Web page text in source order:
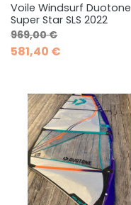
Voile Windsurf Duotone
Super Star SLS 2022
Prix de base
969,00 €Prix
581,40 €